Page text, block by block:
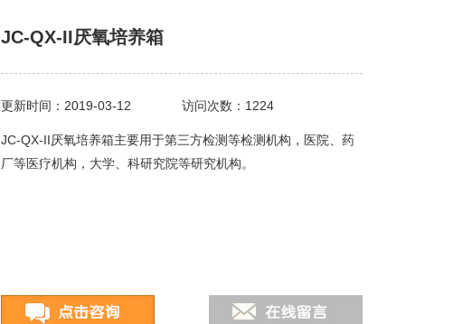
JC-QX-II厌氧培养箱
更新时间：2019-03-12 访问次数：1224
JC-QX-II厌氧培养箱主要用于第三方检测等检测机构，医院、药
厂等医疗机构，大学、科研究院等研究机构。